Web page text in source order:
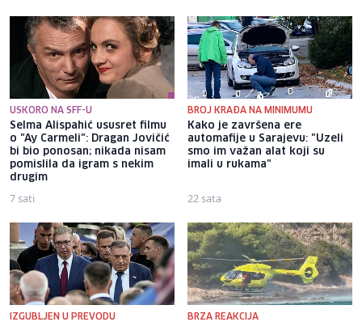
USKORO NA SFF-U
Selma Alispahić ususret filmu
o "Ay Carmeli": Dragan Jovičić
bi bio ponosan; nikada nisam
pomislila da igram s nekim
drugim
7 sati
BROJ KRAĐA NA MINIMUMU
Kako je završena ere
automafije u Sarajevu: "Uzeli
smo im važan alat koji su
imali u rukama"
22 sata
IZGUBLJEN U PREVODU BRZA REAKCIJA